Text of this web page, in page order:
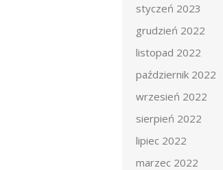
styczeń 2023
grudzień 2022
listopad 2022
październik 2022
wrzesień 2022
sierpień 2022
lipiec 2022
marzec 2022